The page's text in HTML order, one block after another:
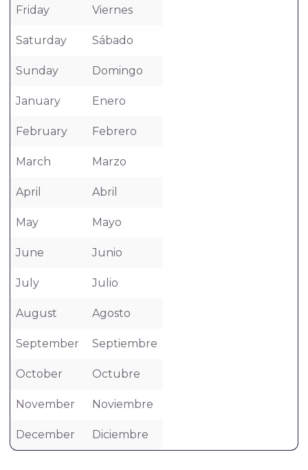
Friday Viernes
Saturday Sábado
Sunday Domingo
January Enero
February Febrero
March Marzo
April Abril
May Mayo
June Junio
July Julio
August Agosto
September Septiembre
October Octubre
November Noviembre
December Diciembre